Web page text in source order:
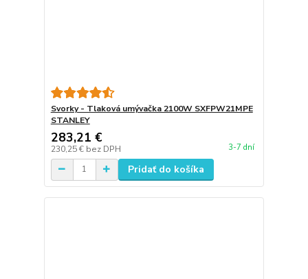
Svorky - Tlaková umývačka 2100W SXFPW21MPE
STANLEY
283,21 €
230,25 € bez DPH 3-7 dní
Pridať do košíka